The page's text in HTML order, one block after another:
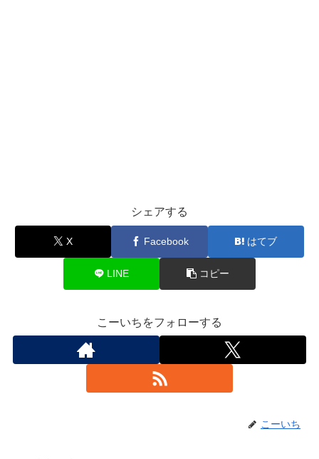
シェアする
X Facebook はてブ
LINE コピー
こーいちをフォローする
こーいち